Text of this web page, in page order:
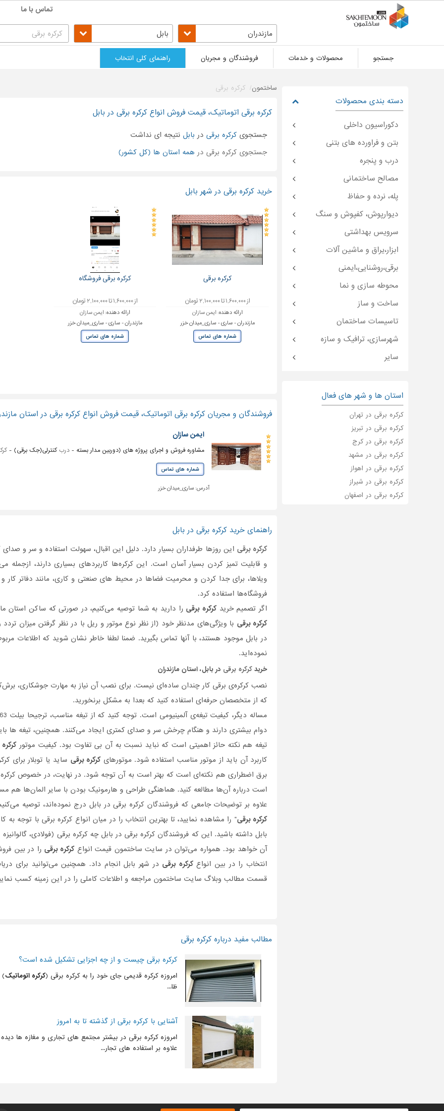
تماس با ما
مازندران بابل
جستجو محصولات و خدمات فروشندگان و مجریان راهنمای کلی انتخاب
ساختمون کرکره برقی
کرکره برقی اتوماتیک، قیمت فروش انواع کرکره برقی در بابل
جستجوی کرکره برقی در بابل نتیجه ای نداشت
جستجوی کرکره برقی در همه استان ها (کل کشور)
خرید کرکره برقی در شهر بابل
کرکره برقی
از ۱,۶۰۰,۰۰۰ تا ۲,۱۰۰,۰۰۰ تومان
ارائه دهنده: ایمن سازان
مازندران - ساری - ساری_میدان خزر
شماره های تماس
کرکره برقی فروشگاه
از ۱,۶۰۰,۰۰۰ تا ۲,۱۰۰,۰۰۰ تومان
ارائه دهنده: ایمن سازان
مازندران - ساری - ساری_میدان خزر
شماره های تماس
فروشندگان و مجریان کرکره برقی اتوماتیک، قیمت فروش انواع کرکره برقی در استان
ایمن سازان
مشاوره فروش و اجرای پروژه های (دوربین مدار بسته - درب کنترلی(جک برقی) -
شماره های تماس
آدرس: ساری_میدان خزر
راهنمای خرید کرکره برقی در بابل
کرکره برقی این روزها طرفداران بسیار دارد. دلیل این اقبال، سهولت استفاده و سر و
و قابلیت تمیز کردن بسیار آسان است. این کرکره‌ها کاربردهای بسیاری دارند، ازجمله
ویلاها، برای جدا کردن و محرمیت فضاها در محیط های صنعتی و کاری، مانند دفاتر کار
فروشگا‌ه‌ها استفاده کرد.
اگر تصمیم خرید کرکره برقی را دارید به شما توصیه می‌کنیم، در صورتی که ساکن استان
کرکره برقی با ویژگی‌های مدنظر خود (از نظر نوع موتور و ریل با در نظر گرفتن میزان
در بابل موجود هستند، با آنها تماس بگیرید. ضمنا لطفا خاطر نشان شوید که اطلاعات
نموده‌اید.
خرید کرکره برقی در بابل، استان مازندران
نصب کرکره‌ی برقی کار چندان ساده‌ای نیست. برای نصب آن نیاز به مهارت جوشکاری،
که از متخصصان حرفه‌ای استفاده کنید که بعدا به مشکل برنخورید.
دوام بیشتری دارند و هنگام چرخش سر و صدای کمتری ایجاد می‌کنند. همچنین، تیغه ها
تیغه هم نکته حائز اهمیتی است که نباید نسبت به آن بی تفاوت بود. کیفیت موتور
کاربرد آن باید از موتور مناسب استفاده شود. موتورهای کرکره برقی ساید یا توبلار برای
برق اضطراری هم نکته‌ای است که بهتر است به آن توجه شود. در نهایت، در خصوص
است درباره آن‌ها مطالعه کنید. هماهنگی طراحی و هارمونیک بودن با سایر المان‌ها
علاوه بر توضیحات جامعی که فروشندگان کرکره‌ برقی در بابل درج نموده‌اند، توصیه
کرکره برقی" را مشاهده نمایید، تا بهترین انتخاب را در میان انواع کرکره‌ برقی با توجه به
بابل داشته باشید. این که فروشندگان کرکره‌ برقی در بابل چه کرکره‌ برقی (فولادی،
آن خواهد بود. همواره می‌توان در سایت ساختمون قیمت انواع کرکره برقی را در بین
انتخاب را در بین انواعکرکره برقی در شهر بابل انجام داد. همچنین می‌توانید برای
قسمت مطالب وبلاگ سایت ساختمون مراجعه و اطلاعات کاملی را در این زمینه کسب
مطالب مفید درباره کرکره برقی
کرکره برقی چیست و از چه اجزایی تشکیل شده است؟
امروزه کرکره قدیمی جای خود را به کرکره برقی (کرکره اتوماتیک)
ظا...
آشنایی با کرکره برقی از گذشته تا به امروز
امروزه کرکره برقی در بیشتر مجتمع های تجاری و مغازه ها
علاوه بر استفاده های تجار...
دسته بندی محصولات
دکوراسیون داخلی
بتن و فراورده های بتنی
درب و پنجره
مصالح ساختمانی
پله، نرده و حفاظ
دیوارپوش، کفپوش و سنگ
سرویس بهداشتی
ابزار،یراق و ماشین آلات
برقی،روشنایی،ایمنی
محوطه سازی و نما
ساخت و ساز
تاسیسات ساختمان
شهرسازی، ترافیک و سازه
سایر
استان ها و شهر های فعال
کرکره برقی در تهران
کرکره برقی در تبریز
کرکره برقی در کرج
کرکره برقی در مشهد
کرکره برقی در اهواز
کرکره برقی در شیراز
کرکره برقی در اصفهان